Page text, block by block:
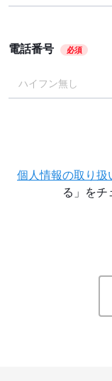
電話番号 必須
個人情報の取り扱
る」をチ